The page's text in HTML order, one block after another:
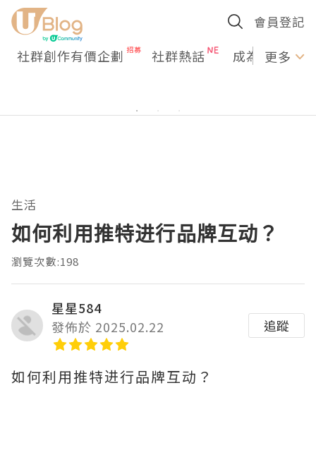
會員登記
社群創作有價企劃 社群熱話 成為U更多
生活
如何利用推特进行品牌互动？
瀏覽次數:198
星星584
發佈於 2025.02.22
追蹤
如何利用推特进行品牌互动？